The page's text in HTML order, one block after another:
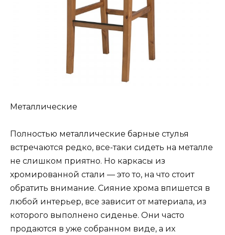
Металлические
Полностью металлические барные стулья
встречаются редко, все-таки сидеть на металле
не слишком приятно. Но каркасы из
хромированной стали — это то, на что стоит
обратить внимание. Сияние хрома впишется в
любой интерьер, все зависит от материала, из
которого выполнено сиденье. Они часто
продаются в уже собранном виде, а их